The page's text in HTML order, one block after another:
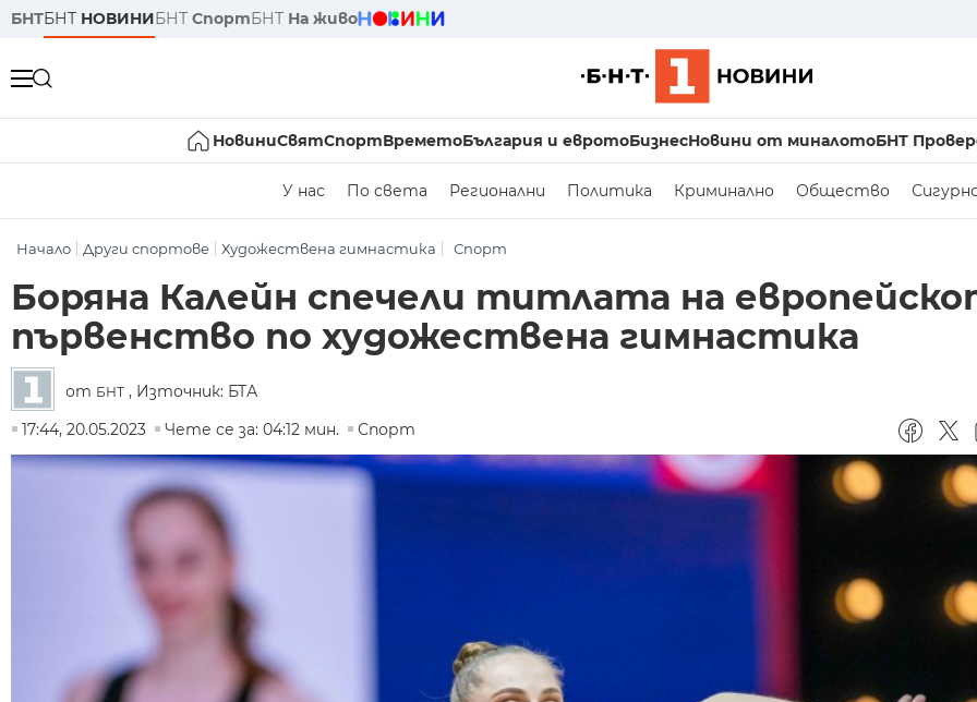
БНТБНТ НОВИНИБНТ СпортБНТ На живо
НовиниСвятСпортВреметоБългария и евротоБизнесНовини от миналотоБНТ
У нас По света Регионални Политика Криминално Общество
Начало Други спортове Художествена гимнастика Спорт
Боряна Калейн спечели титлата на
първенство по художествена гимнастика
от БНТ , Източник: БТА
17:44, 20.05.2023
Чете се за: 04:12 мин. Спорт